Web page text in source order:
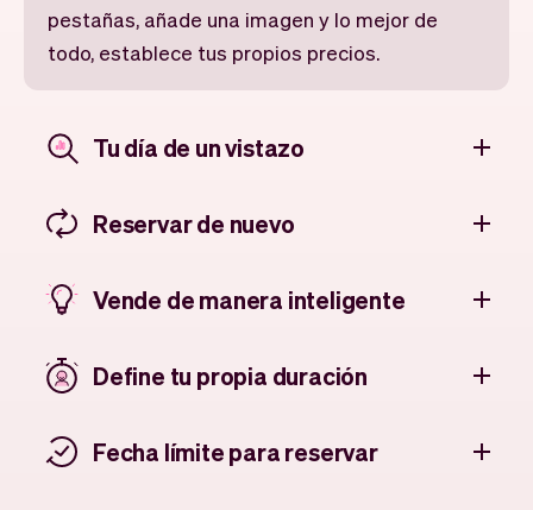
pestañas, añade una imagen y lo mejor de
todo, establece tus propios precios.
Tu día de un vistazo
Reservar de nuevo
Vende de manera inteligente
Define tu propia duración
Fecha límite para reservar